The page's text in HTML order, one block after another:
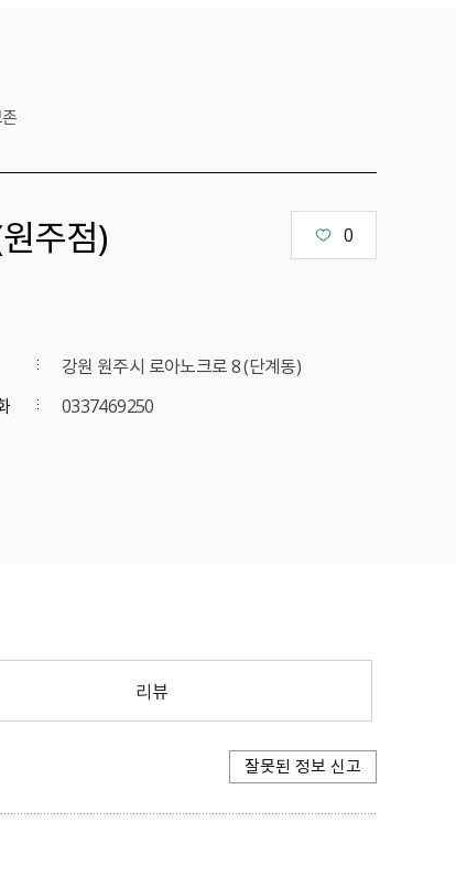
주점） 0
강원 원주시 로아노크로 8 (단계동)
0337469250
리뷰
잘못된 정보 신고